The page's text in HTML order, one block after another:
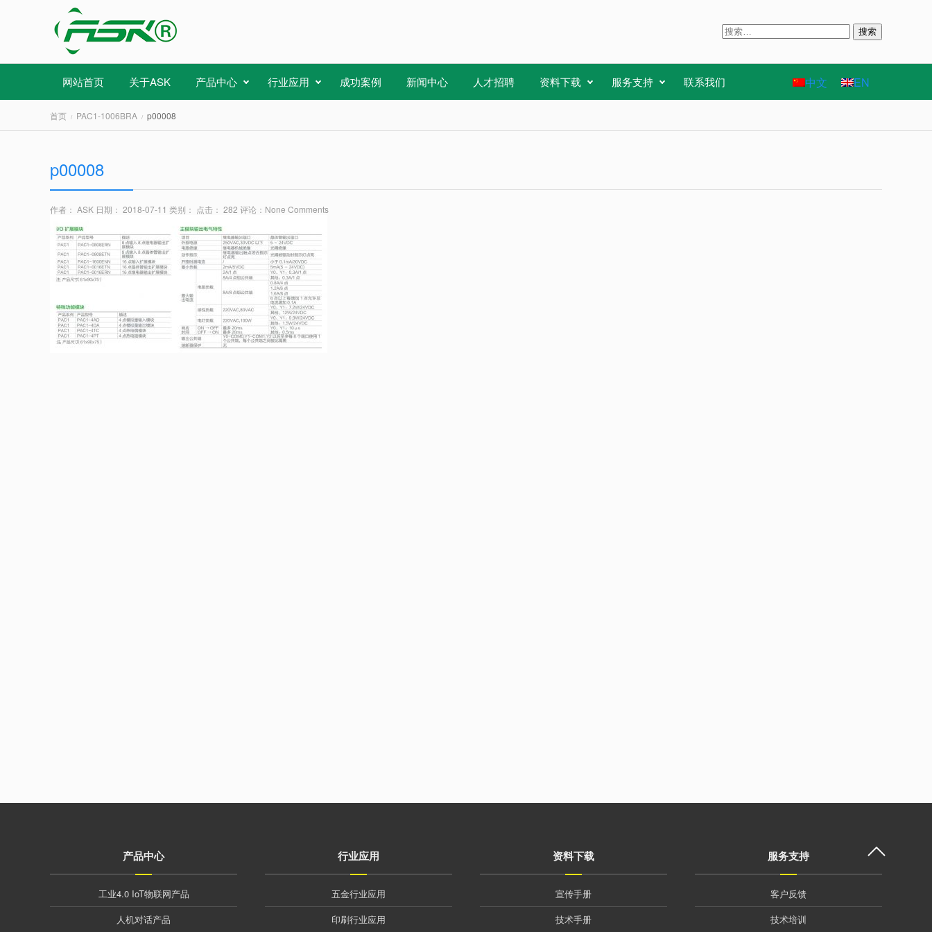
搜
网站首页 关于ASK 产品中心 行业应用 成功案例 新闻中心 人才招聘 资料下载 服务支持 联系我们 中文 EN
首页 PAC1-1006BRA p00008
p00008
作者： ASK 日期： 2018-07-11 类别： 点击： 282 评论： None Comments
产品中心
工业4.0 IoT物联网产品
人机对话产品
行业应用
五金行业应用
印刷行业应用
资料下载
宣传手册
技术手册
服务支持
客户反馈
技术培训